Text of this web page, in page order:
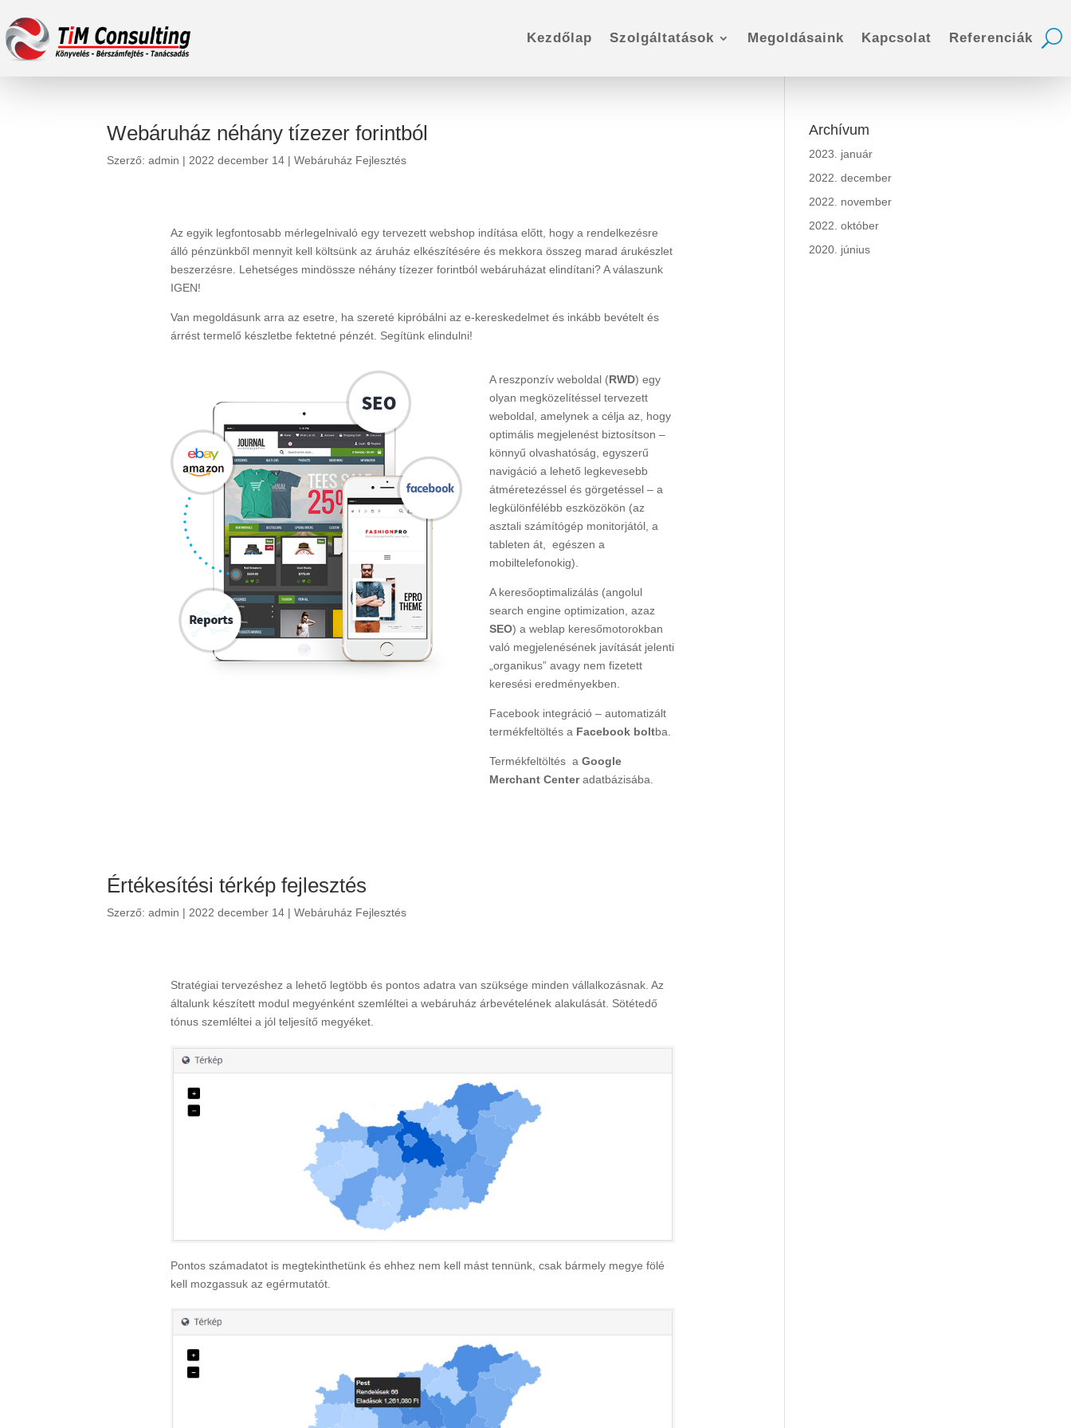
Kezdőlap Szolgáltatások Megoldásaink Kapcsolat Referenciák
Webáruház néhány tízezer forintból
Szerző:admin | 2022 december 14 |Webáruház Fejlesztés
Az egyik legfontosabb mérlegelnivaló egy tervezett webshop indítása előtt, hogy a rendelkezésre
álló pénzünkből mennyit kell költsünk az áruház elkészítésére és mekkora összeg marad árukészlet
beszerzésre. Lehetséges mindössze néhány tízezer forintból webáruházat elindítani? A válaszunk
IGEN!
Van megoldásunk arra az esetre, ha szereté kipróbálni az e-kereskedelmet és inkább bevételt és
árrést termelő készletbe fektetné pénzét. Segítünk elindulni!
A reszponzív weboldal (RWD) egy
olyan megközelítéssel tervezett
weboldal, amelynek a célja az, hogy
optimális megjelenést biztosítson –
könnyű olvashatóság, egyszerű
navigáció a lehető legkevesebb
átméretezéssel és görgetéssel – a
legkülönfélébb eszközökön (az
asztali számítógép monitorjától, a
tableten át, egészen a
mobiltelefonokig).
A keresőoptimalizálás (angolul
search engine optimization, azaz
SEO) a weblap keresőmotorokban
való megjelenésének javítását jelenti
„organikus” avagy nem fizetett
keresési eredményekben.
Facebook integráció – automatizált
termékfeltöltés a Facebook boltba.
Termékfeltöltés aGoogle
Merchant Centeradatbázisába.
Értékesítési térkép fejlesztés
Szerző:admin | 2022 december 14 |Webáruház Fejlesztés
Stratégiai tervezéshez a lehető legtöbb és pontos adatra van szüksége minden vállalkozásnak. Az
általunk készített modul megyénként szemléltei a webáruház árbevételének alakulását. Sötétedő
tónus szemléltei a jól teljesítő megyéket.
Pontos számadatot is megtekinthetünk és ehhez nem kell mást tennünk, csak bármely megye fölé
kell mozgassuk az egérmutatót.
Archívum
2023. január
2022. december
2022. november
2022. október
2020. június